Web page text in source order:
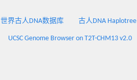
世界古人DNA数据库 古人DNA Haplotree
UCSC Genome Browser on T2T-CHM13 v2.0